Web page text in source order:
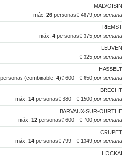
MALVOISIN
€ 4879 por semana
máx. 26 personas
RIEMST
€ 375 por semana
máx. 4 personas
LEUVEN
€ 325 por semana
HASSELT
€ 600 - € 650 por semana
personas (combinable: 4)
BRECHT
€ 380 - € 1500 por semana
máx. 14 personas
BARVAUX-SUR-OURTHE
€ 600 - € 700 por semana
máx. 12 personas
CRUPET
€ 799 - € 1349 por semana
máx. 14 personas
HOCKAI